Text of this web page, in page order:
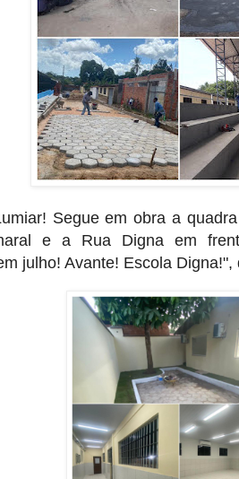
Segue em obra a
e a Rua Digna em
julho! Avante! Escola Digna!",